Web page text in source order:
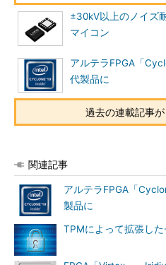
±30kV以上のノイズ
マイコン
アルテラFPGA「
代製品に
過去の連載記事
関連記事
アルテラFPGA「
製品に
TPMによって拡張し